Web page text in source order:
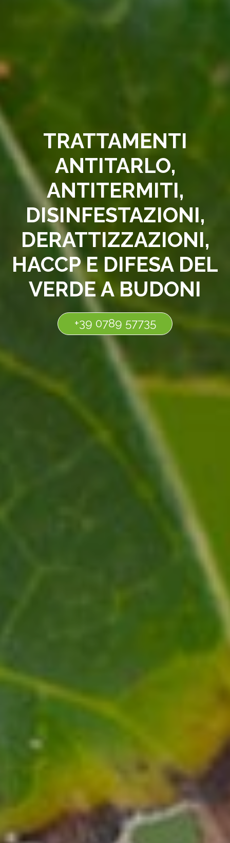
TRATTAMENTI
ANTITARLO,
ANTITERMITI,
DISINFESTAZIONI,
DERATTIZZAZIONI,
HACCP E DIFESA DEL
VERDE A BUDONI
+39 0789 57735